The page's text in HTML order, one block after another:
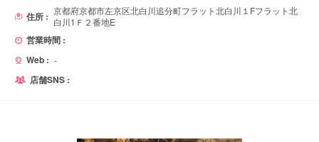
住所 : 京都府京都市左京区北白川追分町フラット北白川１Fフラット北
白川1Ｆ２番地E
営業時間 :
Web : -
店舗SNS :